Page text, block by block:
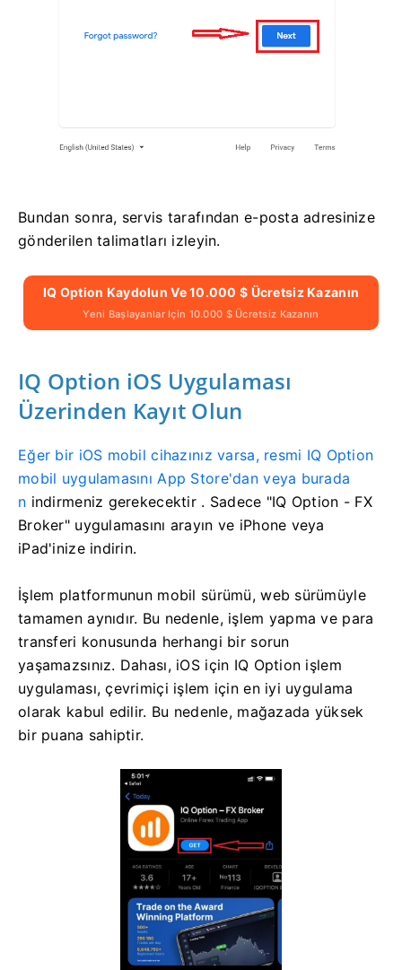
Bundan sonra, servis tarafından e-posta adresinize
gönderilen talimatları izleyin.
IQ Option Kaydolun Ve 10.000 $ Ücretsiz Kazanın
Yeni Başlayanlar Için 10.000 $ Ücretsiz Kazanın
IQ Option iOS Uygulaması
Üzerinden Kayıt Olun
Eğer bir iOS mobil cihazınız varsa, resmi IQ Option
mobil uygulamasını App Store'dan veya burada
n indirmeniz gerekecektir . Sadece "IQ Option - FX
Broker" uygulamasını arayın ve iPhone veya
iPad'inize indirin.
İşlem platformunun mobil sürümü, web sürümüyle
tamamen aynıdır. Bu nedenle, işlem yapma ve para
transferi konusunda herhangi bir sorun
yaşamazsınız. Dahası, iOS için IQ Option işlem
uygulaması, çevrimiçi işlem için en iyi uygulama
olarak kabul edilir. Bu nedenle, mağazada yüksek
bir puana sahiptir.